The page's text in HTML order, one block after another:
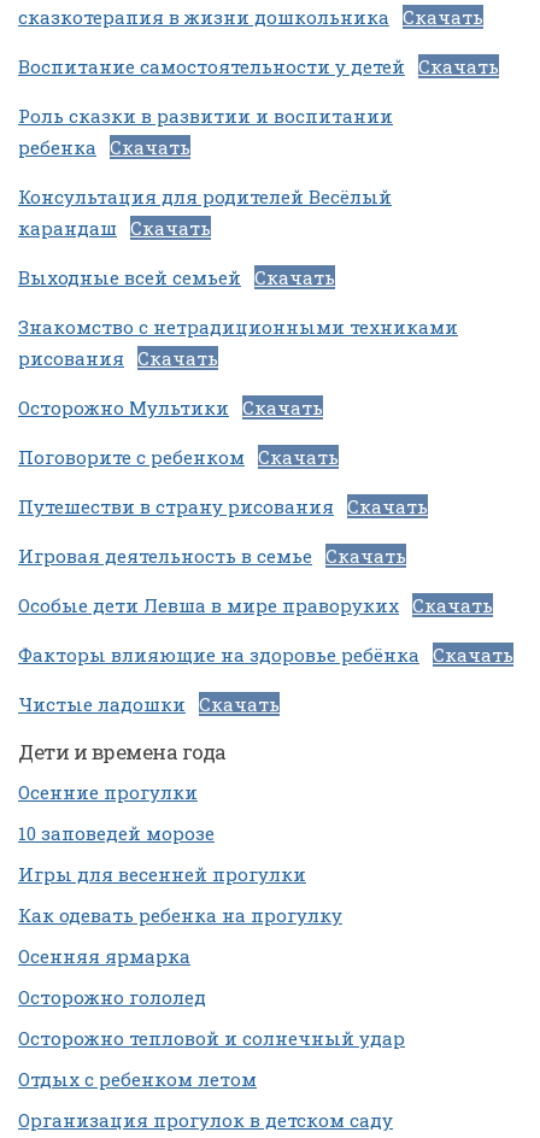
сказкотерапия в жизни дошкольника Скачать
Воспитание самостоятельности у детей Скачать
Роль сказки в развитии и воспитании
ребенка
Скачать
Консультация для родителей Весёлый
карандаш
Скачать
Выходные всей семьей Скачать
Знакомство с нетрадиционными техниками
рисования
Скачать
Осторожно Мультики Скачать
Поговорите с ребенком Скачать
Путешестви в страну рисования Скачать
Игровая деятельность в семье Скачать
Особые дети Левша в мире праворуких Скачать
Факторы влияющие на здоровье ребёнка Скачать
Чистые ладошки Скачать
Дети и времена года
Осенние прогулки
10 заповедей морозе
Игры для весенней прогулки
Как одевать ребенка на прогулку
Осенняя ярмарка
Осторожно гололед
Осторожно тепловой и солнечный удар
Отдых с ребенком летом
Организация прогулок в детском саду